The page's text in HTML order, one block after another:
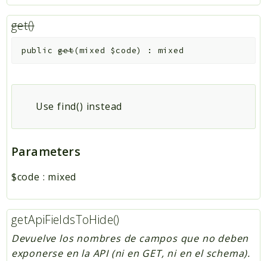
get()
public get(mixed $code) : mixed
Use find() instead
Parameters
$code : mixed
getApiFieldsToHide()
Devuelve los nombres de campos que no deben
exponerse en la API (ni en GET, ni en el schema).